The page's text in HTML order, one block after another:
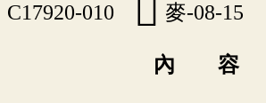
C17920-010 麥-08-15
內 容